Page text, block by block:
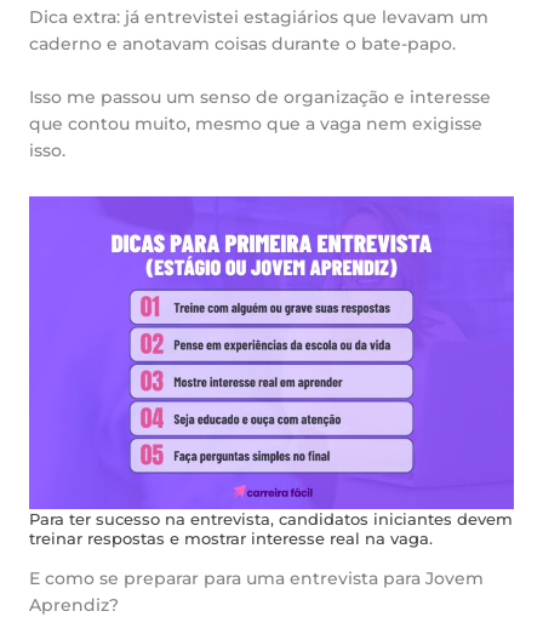
Dica extra: já entrevistei estagiários que levavam um
caderno e anotavam coisas durante o bate-papo.
Isso me passou um senso de organização e interesse
que contou muito, mesmo que a vaga nem exigisse
isso.
Para ter sucesso na entrevista, candidatos iniciantes devem
treinar respostas e mostrar interesse real na vaga.
E como se preparar para uma entrevista para Jovem
Aprendiz?